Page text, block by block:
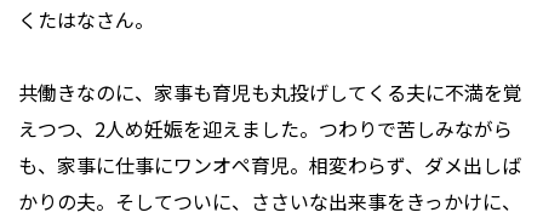
くたはなさん。
共働きなのに、家事も育児も丸投げしてくる夫に不満を覚
えつつ、2人め妊娠を迎えました。つわりで苦しみながら
も、家事に仕事にワンオペ育児。相変わらず、ダメ出しば
かりの夫。そしてついに、ささいな出来事をきっかけに、